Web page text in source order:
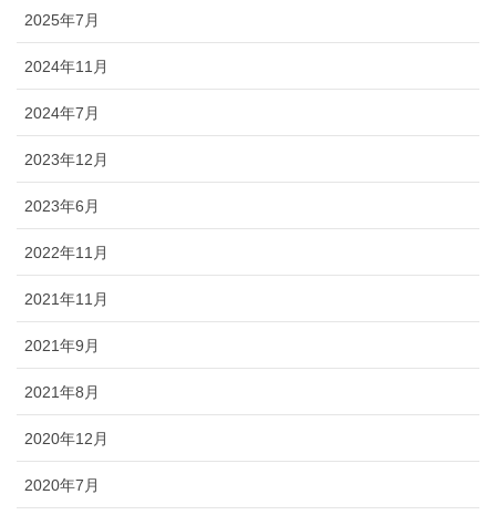
2025年7月
2024年11月
2024年7月
2023年12月
2023年6月
2022年11月
2021年11月
2021年9月
2021年8月
2020年12月
2020年7月